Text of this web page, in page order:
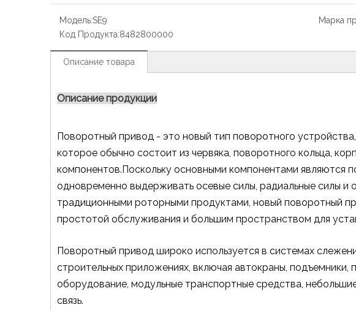
Модель:SE9 Марка
Код Продукта:8482800000
Описание товара
Описание продукции
Поворотный привод - это новый тип поворотного
которое обычно состоит из червяка, поворотного кольца,
компонентов.Поскольку основными компонентами являются
одновременно выдерживать осевые силы, радиальные силы
традиционными роторными продуктами, новый поворотный
простотой обслуживания и большим пространством для
Поворотный привод широко используется в системах
строительных приложениях, включая автокраны,
оборудование, модульные транспортные средства,
связь.